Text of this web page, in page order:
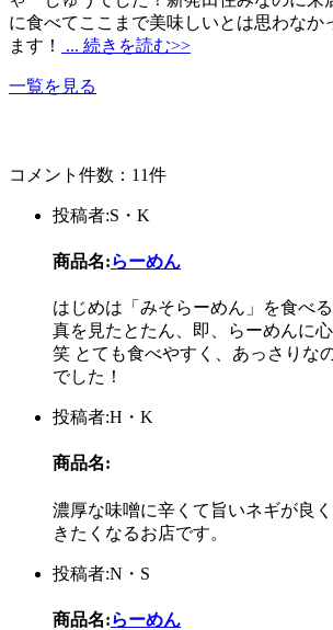
に食べてここまで美味しいとは思わなか
ます！
... 続きを読む>>
一覧を見る
コメント件数：11件
投稿者:S・K
商品名:らーめん
はじめは「みそらーめん」を食べ
真を見たとたん、即、らーめんに心
笑 とても食べやすく、あっさりな
でした！
投稿者:H・K
商品名:
濃厚な味噌に辛くて旨いネギが良
きたくなるお店です。
投稿者:N・S
商品名:らーめん